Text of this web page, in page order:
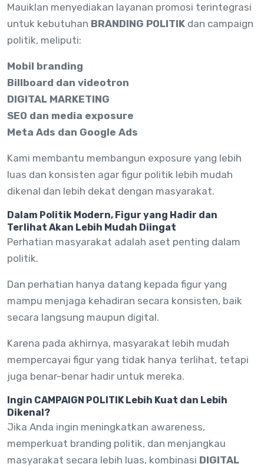
Mauiklan menyediakan layanan promosi terintegrasi
untuk kebutuhan BRANDING POLITIK dan campaign
politik, meliputi:
Mobil branding
Billboard dan videotron
DIGITAL MARKETING
SEO dan media exposure
Meta Ads dan Google Ads
Kami membantu membangun exposure yang lebih
luas dan konsisten agar figur politik lebih mudah
dikenal dan lebih dekat dengan masyarakat.
Dalam Politik Modern, Figur yang Hadir dan
Terlihat Akan Lebih Mudah Diingat
Perhatian masyarakat adalah aset penting dalam
politik.
Dan perhatian hanya datang kepada figur yang
mampu menjaga kehadiran secara konsisten, baik
secara langsung maupun digital.
Karena pada akhirnya, masyarakat lebih mudah
mempercayai figur yang tidak hanya terlihat, tetapi
juga benar-benar hadir untuk mereka.
Ingin CAMPAIGN POLITIK Lebih Kuat dan Lebih
Dikenal?
Jika Anda ingin meningkatkan awareness,
memperkuat branding politik, dan menjangkau
masyarakat secara lebih luas, kombinasi DIGITAL